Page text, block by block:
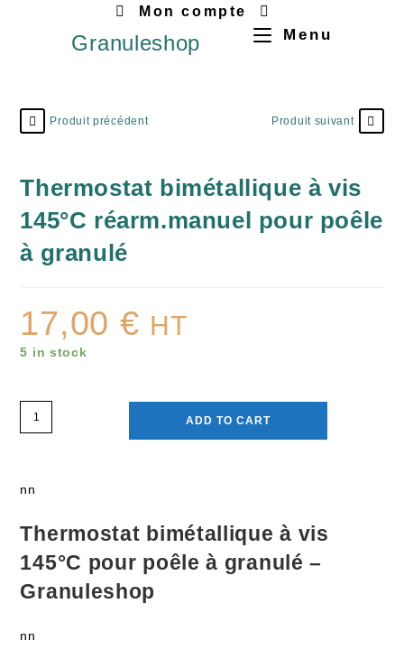
Mon compte
Granuleshop Menu
Produit précédent Produit suivant
Thermostat bimétallique à vis
145°C réarm.manuel pour poêle
à granulé
17,00 € HT
5 in stock
ADD TO CART
nn
Thermostat bimétallique à vis
145°C pour poêle à granulé –
Granuleshop
nn